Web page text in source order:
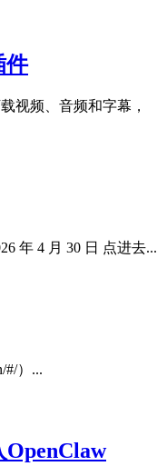
件
视频、音频和字幕，
年 4 月 30 日 点进去...
#/）...